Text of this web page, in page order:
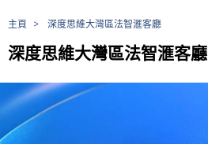
主頁 > 深度思維大灣區法智滙客廳
深度思維大灣區法智滙客廳